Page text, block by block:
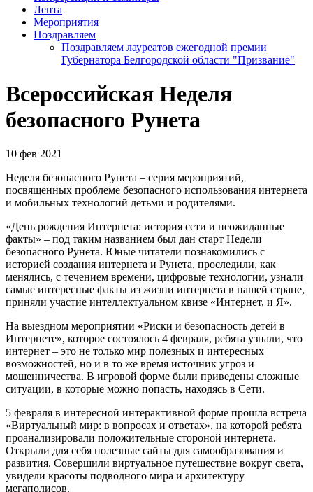
Лента
Мероприятия
Поздравляем
Поздравляем лауреатов ежегодной премии
Губернатора Белгородской области "Призвание"
Всероссийская Неделя
безопасного Рунета
10 фев 2021
Неделя безопасного Рунета – серия мероприятий,
посвященных проблеме безопасного использования интернета
и мобильных технологий детьми и родителями.
«День рождения Интернета: история сети и неожиданные
факты» – под таким названием был дан старт Недели
безопасного Рунета. Юные читатели познакомились с
историей создания интернета и Рунета, проследили, как
менялись, с течением времени, цифровые технологии, узнали
самые интересные факты из жизни интернета в нашей стране,
приняли участие интеллектуальном квизе «Интернет, и Я».
На выездном мероприятии «Риски и безопасность детей в
Интернете», которое состоялось 4 февраля, ребята узнали, что
интернет – это не только мир полезных и интересных
возможностей, но и в то же время источник угроз и
мошенничества. В игровой форме были приведены сложные
ситуации, в которые можно попасть, находясь в Сети.
5 февраля в интересной интерактивной форме прошла встреча
«Виртуальный мир: в вопросах и ответах», на которой ребята
проанализировали положительные стороной интернета.
Открыли для себя полезные сайты для самообразования и
развития. Совершили виртуальное путешествие вокруг света,
увидели красоты подводного мира и архитектуру
мегаполисов.